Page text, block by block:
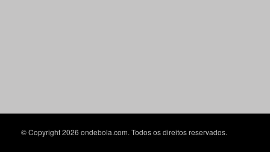
© Copyright 2026 ondebola.com. Todos os direitos reservados.